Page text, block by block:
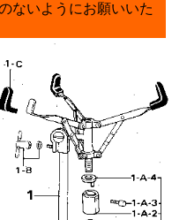
ないようにお願いいた